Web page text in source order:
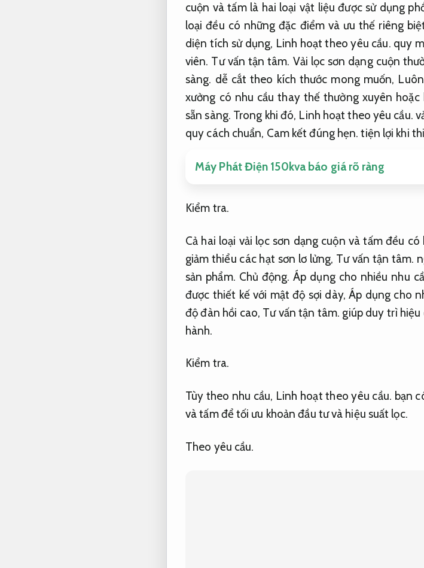
cuộn và tấm là hai loại vật liệu được sử dụng
loại đều có những đặc điểm và ưu thế riêng
diện tích sử dụng, Linh hoạt theo yêu cầu. quy
viên. Tư vấn tận tâm. Vải lọc sơn dạng cuộn
sàng. dễ cắt theo kích thước mong muốn,
xưởng có nhu cầu thay thế thường xuyên hoặc
sẵn sàng. Trong khi đó, Linh hoạt theo yêu cầu.
quy cách chuẩn, Cam kết đúng hẹn. tiện lợi khi
Máy Phát Điện 150kva báo giá rõ ràng
Kiểm tra.
Cả hai loại vải lọc sơn dạng cuộn và tấm đều
giảm thiểu các hạt sơn lơ lửng, Tư vấn tận tâm.
sản phẩm. Chủ động. Áp dụng cho nhiều nhu
được thiết kế với mật độ sợi dày,Áp dụng cho
độ đàn hồi cao, Tư vấn tận tâm. giúp duy trì
hành.
Kiểm tra.
Tùy theo nhu cầu, Linh hoạt theo yêu cầu. bạn
và tấm để tối ưu khoản đầu tư và hiệu suất lọc.
Theo yêu cầu.